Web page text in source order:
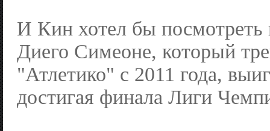
И Кин хотел бы
Диего Симеоне, который
"Атлетико" с 2011 года,
достигая финала Лиги